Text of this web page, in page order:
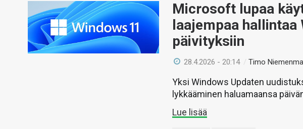
Microsoft lupaa
laajempaa hallintaa
päivityksiin
28.4.2026 - 20:14 /Timo
Yksi Windows Updaten
lykkääminen haluamaansa
Lue lisää